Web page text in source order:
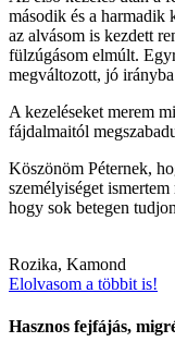
második és a harmadik
az alvásom is kezdett
fülzúgásom elmúlt.
megváltozott, jó
A kezeléseket merem
fájdalmaitól
Köszönöm Péternek,
személyiséget
hogy sok betegen
Rozika, Kamond
Elolvasom a többit is!
Hasznos fejfájás,